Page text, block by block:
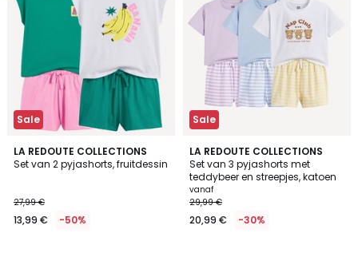
Sale
LA REDOUTE COLLECTIONS
Set van 2 pyjashorts, fruitdessin
27,99 €
13,99 € -50%
4
/
Sale
LA REDOUTE COLLECTIONS
Set van 3 pyjashorts met
teddybeer en streepjes, katoen
vanaf
29,99 €
20,99 € -30%